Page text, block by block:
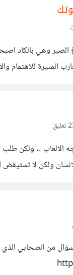
الصبر وهي
استنساخ الاصوات ام انك تعتبرها انتهاك
.. ولكن طلب
لا تستيقض الا تحت ضغط